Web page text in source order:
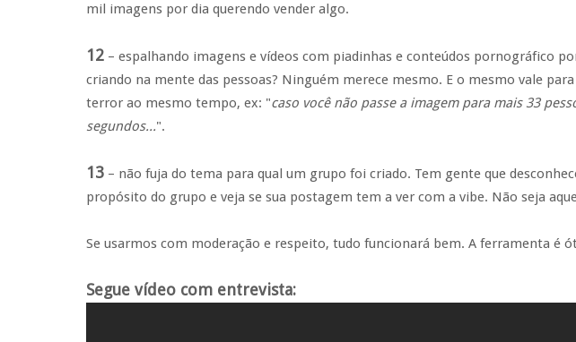
mil imagens por dia querendo vender algo.
12 – espalhando imagens e vídeos com piadinhas e conteúdos pornográfico
criando na mente das pessoas? Ninguém merece mesmo. E o mesmo vale
terror ao mesmo tempo, ex: "caso você não passe a imagem para mais 33
segundos...".
13 – não fuja do tema para qual um grupo foi criado. Tem gente que
propósito do grupo e veja se sua postagem tem a ver com a vibe. Não seja
Se usarmos com moderação e respeito, tudo funcionará bem. A ferramenta é
Segue vídeo com entrevista: